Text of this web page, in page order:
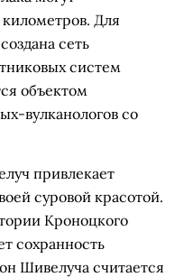
Для
сеть
систем
объектом
вулканологов со
привлекает
суровой красотой.
Кроноцкого
сохранность
Шивелуча считается